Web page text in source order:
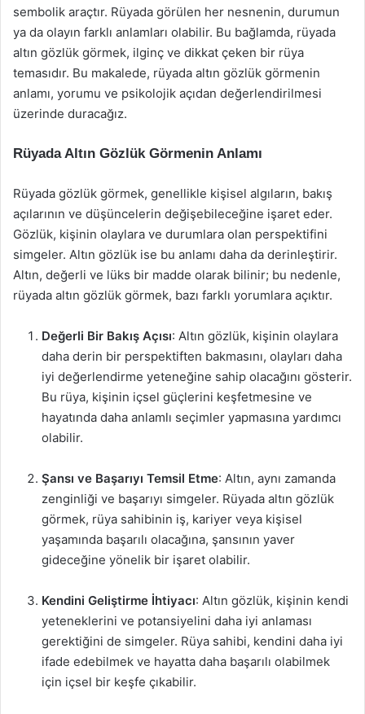
sembolik araçtır. Rüyada görülen her nesnenin, durumun
ya da olayın farklı anlamları olabilir. Bu bağlamda, rüyada
altın gözlük görmek, ilginç ve dikkat çeken bir rüya
temasıdır. Bu makalede, rüyada altın gözlük görmenin
anlamı, yorumu ve psikolojik açıdan değerlendirilmesi
üzerinde duracağız.
Rüyada Altın Gözlük Görmenin Anlamı
Rüyada gözlük görmek, genellikle kişisel algıların, bakış
açılarının ve düşüncelerin değişebileceğine işaret eder.
Gözlük, kişinin olaylara ve durumlara olan perspektifini
simgeler. Altın gözlük ise bu anlamı daha da derinleştirir.
Altın, değerli ve lüks bir madde olarak bilinir; bu nedenle,
rüyada altın gözlük görmek, bazı farklı yorumlara açıktır.
Değerli Bir Bakış Açısı: Altın gözlük, kişinin olaylara
daha derin bir perspektiften bakmasını, olayları daha
iyi değerlendirme yeteneğine sahip olacağını gösterir.
Bu rüya, kişinin içsel güçlerini keşfetmesine ve
hayatında daha anlamlı seçimler yapmasına yardımcı
olabilir.
Şansı ve Başarıyı Temsil Etme: Altın, aynı zamanda
zenginliği ve başarıyı simgeler. Rüyada altın gözlük
görmek, rüya sahibinin iş, kariyer veya kişisel
yaşamında başarılı olacağına, şansının yaver
gideceğine yönelik bir işaret olabilir.
Kendini Geliştirme İhtiyacı: Altın gözlük, kişinin kendi
yeteneklerini ve potansiyelini daha iyi anlaması
gerektiğini de simgeler. Rüya sahibi, kendini daha iyi
ifade edebilmek ve hayatta daha başarılı olabilmek
için içsel bir keşfe çıkabilir.